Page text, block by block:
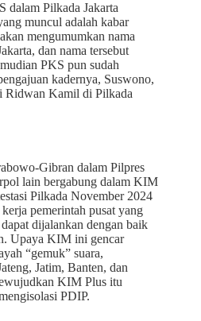
dalam Pilkada Jakarta
muncul adalah kabar
mengumumkan nama
dan nama tersebut
PKS pun sudah
kadernya, Suswono,
Ridwan Kamil di Pilkada
Gibran dalam Pilpres
lain bergabung dalam KIM
Pilkada November 2024
pemerintah pusat yang
dijalankan dengan baik
Upaya KIM ini gencar
“gemuk” suara,
Jatim, Banten, dan
KIM Plus itu
PDIP.